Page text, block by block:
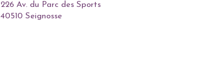
226 Av. du Parc des Sports
40510 Seignosse